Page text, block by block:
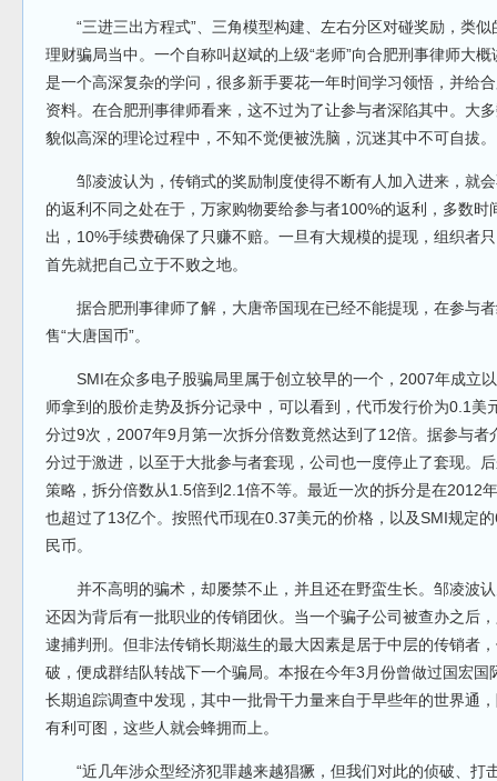
“三进三出方程式”、三角模型构建、左右分区对碰奖励，类似
理财骗局当中。一个自称叫赵斌的上级“老师”向合肥刑事律师大
是一个高深复杂的学问，很多新手要花一年时间学习领悟，并给
资料。在合肥刑事律师看来，这不过为了让参与者深陷其中。大
貌似高深的理论过程中，不知不觉便被洗脑，沉迷其中不可自拔。
邹凌波认为，传销式的奖励制度使得不断有人加入进来，就会
的返利不同之处在于，万家购物要给参与者100%的返利，多数
出，10%手续费确保了只赚不赔。一旦有大规模的提现，组织者
首先就把自己立于不败之地。
据合肥刑事律师了解，大唐帝国现在已经不能提现，在参与者
售“大唐国币”。
SMI在众多电子股骗局里属于创立较早的一个，2007年成立
师拿到的股价走势及拆分记录中，可以看到，代币发行价为0.1美
分过9次，2007年9月第一次拆分倍数竟然达到了12倍。据参与
分过于激进，以至于大批参与者套现，公司也一度停止了套现。
策略，拆分倍数从1.5倍到2.1倍不等。最近一次的拆分是在2012
也超过了13亿个。按照代币现在0.37美元的价格，以及SMI规定
民币。
并不高明的骗术，却屡禁不止，并且还在野蛮生长。邹凌波认
还因为背后有一批职业的传销团伙。当一个骗子公司被查办之后
逮捕判刑。但非法传销长期滋生的最大因素是居于中层的传销者
破，便成群结队转战下一个骗局。本报在今年3月份曾做过国宏
长期追踪调查中发现，其中一批骨干力量来自于早些年的世界通
有利可图，这些人就会蜂拥而上。
“近几年涉众型经济犯罪越来越猖獗，但我们对此的侦破、打